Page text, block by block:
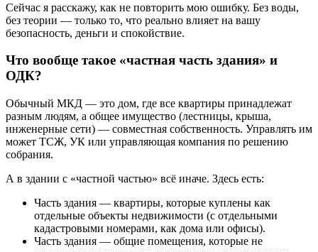
Сейчас я расскажу, как не повторить мою ошибку. Без воды,
без теории — только то, что реально влияет на вашу
безопасность, деньги и спокойствие.
Что вообще такое «частная часть здания» и
ОДК?
Обычный МКД — это дом, где все квартиры принадлежат
разным людям, а общее имущество (лестницы, крыша,
инженерные сети) — совместная собственность. Управлять им
может ТСЖ, УК или управляющая компания по решению
собрания.
А в здании с «частной частью» всё иначе. Здесь есть:
Часть здания — квартиры, которые куплены как
отдельные объекты недвижимости (с отдельными
кадастровыми номерами, как дома или офисы).
Часть здания — общие помещения, которые не